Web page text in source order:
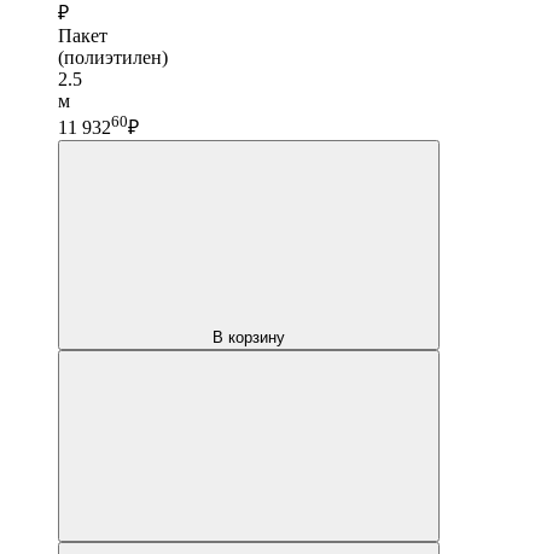
₽
Пакет
(полиэтилен)
2.5
м
11 93260₽
В корзину